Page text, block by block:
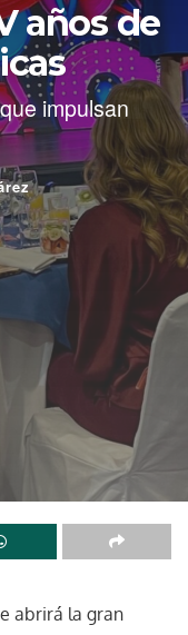
años de
impulsan
abrirá la gran